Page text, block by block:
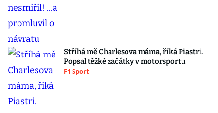
Stříhá mě Charlesova máma, říká Piastri.
Popsal těžké začátky v motorsportu
F1 Sport